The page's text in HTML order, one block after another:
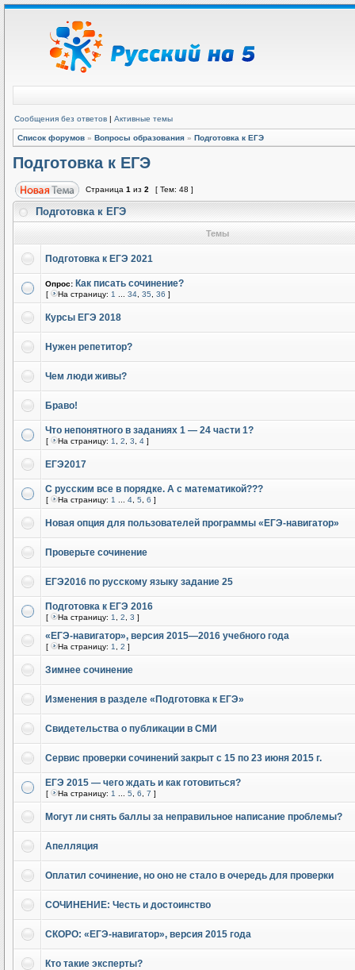
Сообщения без ответов | Активные темы
Список форумов » Вопросы образования » Подготовка к ЕГЭ
Подготовка к ЕГЭ
Страница 1 из 2 [ Тем: 48 ]
Подготовка к ЕГЭ
Темы
Подготовка к ЕГЭ 2021
Опрос: Как писать сочинение?
[ На страницу: 1 34 35 36 ]
Курсы ЕГЭ 2018
Нужен репетитор?
Чем люди живы?
Браво!
Что непонятного в заданиях 1 — 24 части 1?
[ На страницу: 1 2 3 4 ]
ЕГЭ2017
С русским все в порядке. А с математикой???
[ На страницу: 1 4 5 6 ]
Новая опция для пользователей программы «ЕГЭ-навигатор»
Проверьте сочинение
ЕГЭ2016 по русскому языку задание 25
Подготовка к ЕГЭ 2016
[ На страницу: 1 2 3 ]
«ЕГЭ-навигатор», версия 2015—2016 учебного года
[ На страницу: 1 2 ]
Зимнее сочинение
Изменения в разделе «Подготовка к ЕГЭ»
Свидетельства о публикации в СМИ
Сервис проверки сочинений закрыт с 15 по 23 июня 2015 г.
ЕГЭ 2015 — чего ждать и как готовиться?
[ На страницу: 1 5 6 7 ]
Могут ли снять баллы за неправильное написание проблемы?
Апелляция
Оплатил сочинение, но оно не стало в очередь для проверки
СОЧИНЕНИЕ: Честь и достоинство
СКОРО: «ЕГЭ-навигатор», версия 2015 года
Кто такие эксперты?